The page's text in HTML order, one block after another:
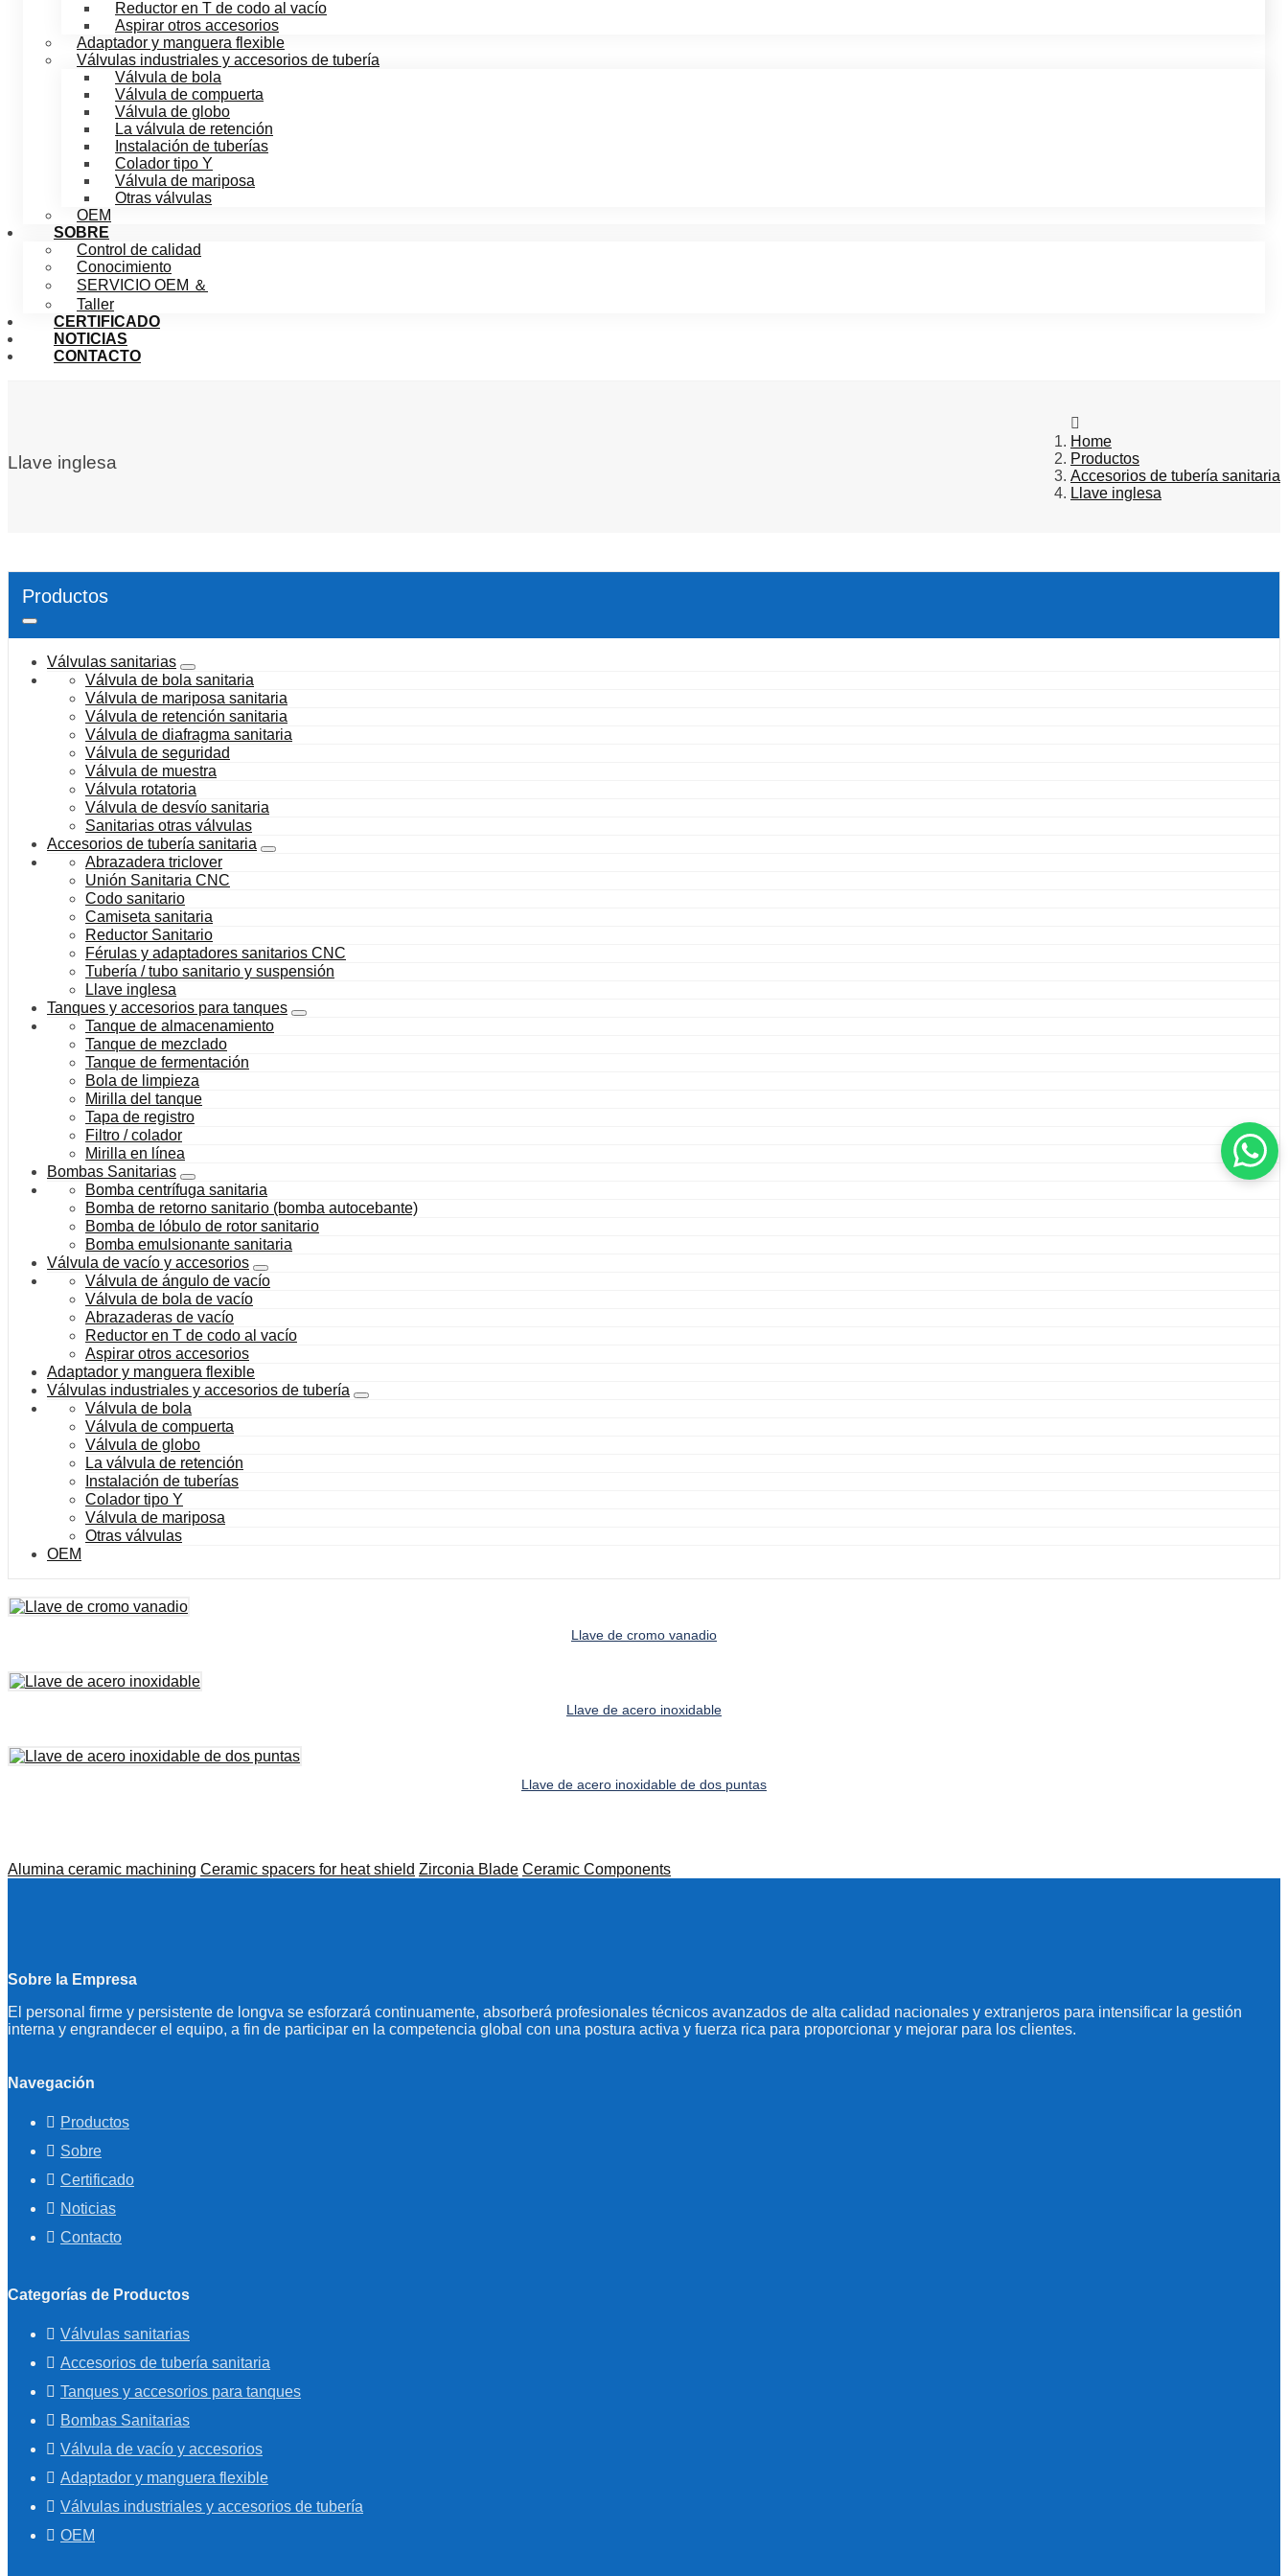
Reductor en T de codo al vacío
Aspirar otros accesorios
Adaptador y manguera flexible
Válvulas industriales y accesorios de tubería
Válvula de bola
Válvula de compuerta
Válvula de globo
La válvula de retención
Instalación de tuberías
Colador tipo Y
Válvula de mariposa
Otras válvulas
OEM
SOBRE
Control de calidad
Conocimiento
SERVICIO OEM ＆
Taller
CERTIFICADO
NOTICIAS
CONTACTO
Llave inglesa
Home
Productos
Accesorios de tubería sanitaria
Llave inglesa
Productos
Válvulas sanitarias
Válvula de bola sanitaria
Válvula de mariposa sanitaria
Válvula de retención sanitaria
Válvula de diafragma sanitaria
Válvula de seguridad
Válvula de muestra
Válvula rotatoria
Válvula de desvío sanitaria
Sanitarias otras válvulas
Accesorios de tubería sanitaria
Abrazadera triclover
Unión Sanitaria CNC
Codo sanitario
Camiseta sanitaria
Reductor Sanitario
Férulas y adaptadores sanitarios CNC
Tubería / tubo sanitario y suspensión
Llave inglesa
Tanques y accesorios para tanques
Tanque de almacenamiento
Tanque de mezclado
Tanque de fermentación
Bola de limpieza
Mirilla del tanque
Tapa de registro
Filtro / colador
Mirilla en línea
Bombas Sanitarias
Bomba centrífuga sanitaria
Bomba de retorno sanitario (bomba autocebante)
Bomba de lóbulo de rotor sanitario
Bomba emulsionante sanitaria
Válvula de vacío y accesorios
Válvula de ángulo de vacío
Válvula de bola de vacío
Abrazaderas de vacío
Reductor en T de codo al vacío
Aspirar otros accesorios
Adaptador y manguera flexible
Válvulas industriales y accesorios de tubería
Válvula de bola
Válvula de compuerta
Válvula de globo
La válvula de retención
Instalación de tuberías
Colador tipo Y
Válvula de mariposa
Otras válvulas
OEM
Llave de cromo vanadio
Llave de acero inoxidable
Llave de acero inoxidable de dos puntas
Alumina ceramic machining Ceramic spacers for heat shield Zirconia Blade Ceramic Components
Sobre la Empresa
El personal firme y persistente de longva se esforzará continuamente, absorberá profesionales técnicos avanzados de alta calidad nacionales y extranjeros para intensificar la gestión
interna y engrandecer el equipo, a fin de participar en la competencia global con una postura activa y fuerza rica para proporcionar y mejorar para los clientes.
Navegación
Productos
Sobre
Certificado
Noticias
Contacto
Categorías de Productos
Válvulas sanitarias
Accesorios de tubería sanitaria
Tanques y accesorios para tanques
Bombas Sanitarias
Válvula de vacío y accesorios
Adaptador y manguera flexible
Válvulas industriales y accesorios de tubería
OEM